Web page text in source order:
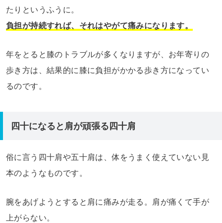
たりというふうに。
負担が持続すれば、それはやがて痛みになります。
年をとると膝のトラブルが多くなりますが、お年寄りの
歩き方は、結果的に膝に負担がかかる歩き方になってい
るのです。
四十になると肩が頑張る四十肩
俗に言う四十肩や五十肩は、体をうまく使えていない見
本のようなものです。
腕をあげようとすると肩に痛みが走る。肩が痛くて手が
上がらない。